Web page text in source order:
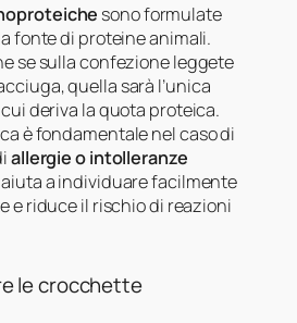
sono formulate
fonte di proteine animali.
se sulla confezione leggete
quella sarà l’unica
deriva la quota proteica.
è fondamentale nel caso di
allergie o intolleranze
a individuare facilmente
e riduce il rischio di reazioni
le crocchette